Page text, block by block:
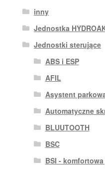
inny
Jednostka
Jednostki sterujące
ABS i ESP
AFIL
Asystent
Automatyczne
BLUUTOOTH
BSC
BSI -